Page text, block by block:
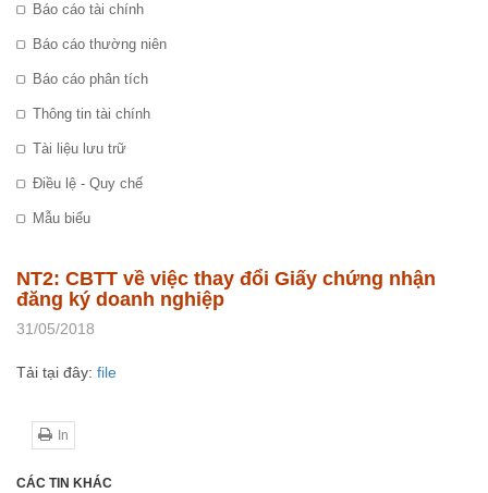
Báo cáo tài chính
Báo cáo thường niên
Báo cáo phân tích
Thông tin tài chính
Tài liệu lưu trữ
Điều lệ - Quy chế
Mẫu biểu
NT2: CBTT về việc thay đổi Giấy chứng nhận
đăng ký doanh nghiệp
31/05/2018
Tải tại đây: file
In
CÁC TIN KHÁC